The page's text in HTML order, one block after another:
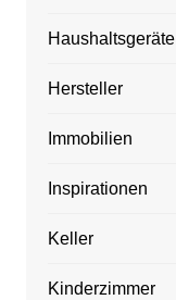
Haushaltsgeräte
Hersteller
Immobilien
Inspirationen
Keller
Kinderzimmer